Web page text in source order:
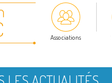
Associations